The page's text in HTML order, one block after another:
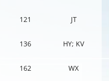
121 JT
136 HY; KV
162 WX